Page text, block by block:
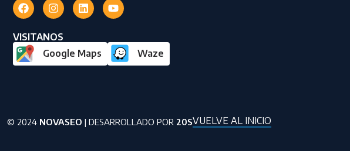
VISITANOS
Google Maps
Waze
© 2024 NOVASEO | DESARROLLADO POR 20SVUELVE AL INICIO